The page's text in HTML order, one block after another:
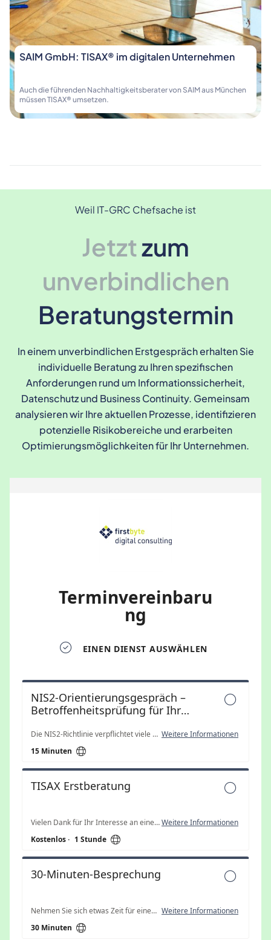
SAIM GmbH: TISAX® im digitalen Unternehmen
Auch die führenden Nachhaltigkeitsberater von SAIM aus München
müssen TISAX® umsetzen.
Weil IT-GRC Chefsache ist
Jetztzum
unverbindlichen
Beratungstermin
In einem unverbindlichen Erstgespräch erhalten Sie
individuelle Beratung zu Ihren spezifischen
Anforderungen rund um Informationssicherheit,
Datenschutz und Business Continuity. Gemeinsam
analysieren wir Ihre aktuellen Prozesse, identifizieren
potenzielle Risikobereiche und erarbeiten
Optimierungsmöglichkeiten für Ihr Unternehmen.